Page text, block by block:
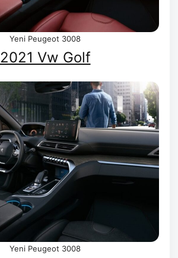
Yeni Peugeot 3008
2021 Vw Golf
Yeni Peugeot 3008